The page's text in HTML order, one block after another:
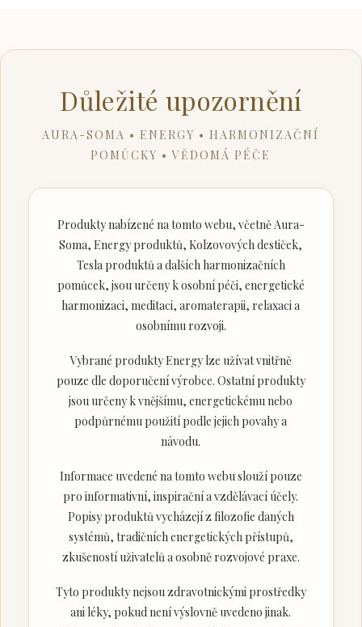
Důležité upozornění
AURA-SOMA • ENERGY • HARMONIZAČNÍ
POMŮCKY • VĚDOMÁ PÉČE
Produkty nabízené na tomto webu, včetně Aura-
Soma, Energy produktů, Kolzovových destiček,
Tesla produktů a dalších harmonizačních
pomůcek, jsou určeny k osobní péči, energetické
harmonizaci, meditaci, aromaterapii, relaxaci a
osobnímu rozvoji.
Vybrané produkty Energy lze užívat vnitřně
pouze dle doporučení výrobce. Ostatní produkty
jsou určeny k vnějšímu, energetickému nebo
podpůrnému použití podle jejich povahy a
návodu.
Informace uvedené na tomto webu slouží pouze
pro informativní, inspirační a vzdělávací účely.
Popisy produktů vycházejí z filozofie daných
systémů, tradičních energetických přístupů,
zkušeností uživatelů a osobně rozvojové praxe.
Tyto produkty nejsou zdravotnickými prostředky
ani léky, pokud není výslovně uvedeno jinak.